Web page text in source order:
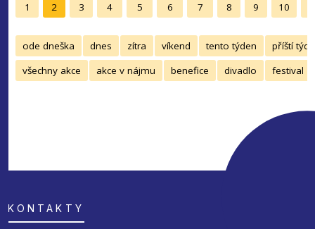
1
2
3
4
5
6
7
8
9
10
ode dneška dnes zítra víkend tento týden
příští
všechny akce
akce v nájmu benefice divadlo festival
KONTAKTY